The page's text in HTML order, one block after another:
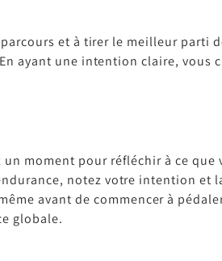
et à tirer le meilleur parti
ayant une intention claire, vous
moment pour réfléchir à ce
notez votre intention et
avant de commencer à
globale.